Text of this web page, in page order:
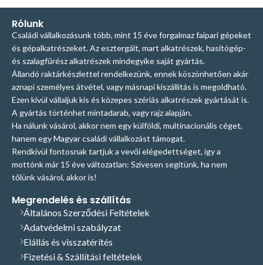
Rólunk
Családi vállalkozásunk több, mint 15 éve forgalmaz faipari gépeket
és gépalkatrészeket. Az esztergált, mart alkatrészek, hasítógép-
és szalagfűrész alkatrészek mindegyike saját gyártás.
Állandó raktárkészlettel rendelkezünk, ennek köszönhetően akár
aznapi személyes átvétel, vagy másnapi kiszállítás is megoldható.
Ezen kívül vállaljuk kis és közepes szériás alkatrészek gyártását is.
A gyártás történhet mintadarab, vagy rajz alapján.
Ha nálunk vásárol, akkor nem egy külföldi, multinacionális céget,
hanem egy Magyar családi vállalkozást támogat.
Rendkívül fontosnak tartjuk a vevői elégedettséget, így a
mottónk már 15 éve változatlan: Szívesen segítünk, ha nem
tőlünk vásárol, akkor is!
Megrendelés és szállítás
Általános Szerződési Feltételek
Adatvédelmi szabályzat
Elállás és visszatérítés
Fizetési & Szállítási feltételek